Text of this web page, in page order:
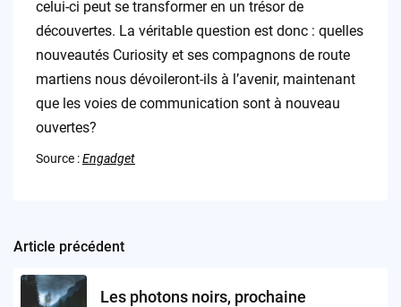
celui-ci peut se transformer en un trésor de
découvertes. La véritable question est donc : quelles
nouveautés Curiosity et ses compagnons de route
martiens nous dévoileront-ils à l’avenir, maintenant
que les voies de communication sont à nouveau
ouvertes?
Source :Engadget
Post
navigation
Article précédent
Les photons noirs, prochaine